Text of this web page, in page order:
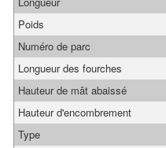
Poids
Numéro de parc
Longueur des fourches
Hauteur de mât abaissé
Hauteur d'encombrement
Type